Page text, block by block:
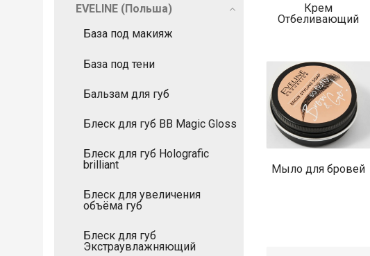
Крем
Отбеливающий
Мыло для бровей
EVELINE (Польша)
База под макияж
База под тени
Бальзам для губ
Блеск для губ BB Magic Gloss
Блеск для губ Holografic
brilliant
Блеск для увеличения
объёма губ
Блеск для губ
Экстраувлажняющий